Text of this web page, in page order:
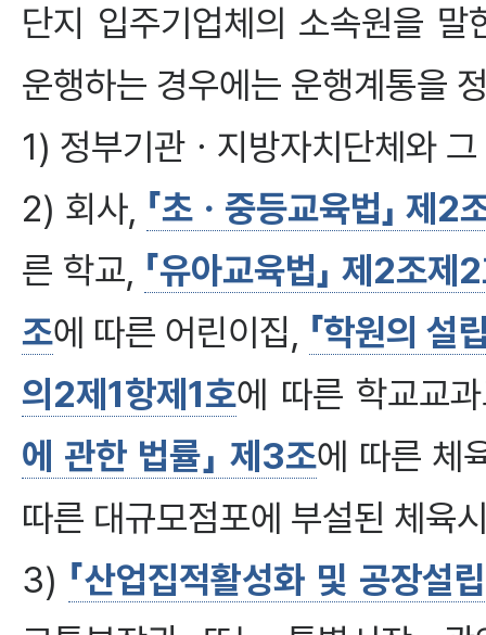
단지 입주기업체의 소속원을
운행하는 경우에는 운행계통을
1) 정부기관ㆍ지방자치단체와
2) 회사, 「초ㆍ중등교육법」 제2
른 학교, 「유아교육법」 제2조제
조에 따른 어린이집, 「학원의 설
의2제1항제1호에 따른 학교교
에 관한 법률」 제3조에 따른 체
따른 대규모점포에 부설된 체육
3) 「산업집적활성화 및 공장설